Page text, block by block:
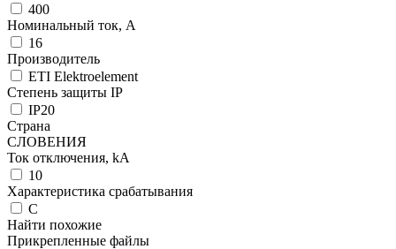
400
Номинальный ток, А
16
Производитель
ETI Elektroelement
Степень защиты IP
IP20
Страна
СЛОВЕНИЯ
Ток отключения, kА
10
Характеристика срабатывания
C
Найти похожие
Прикрепленные файлы